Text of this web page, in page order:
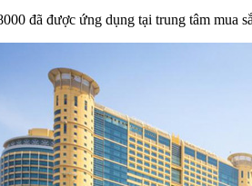
đã được ứng dụng tại trung tâm